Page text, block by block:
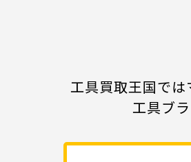
工具買取王国で
工具ブ